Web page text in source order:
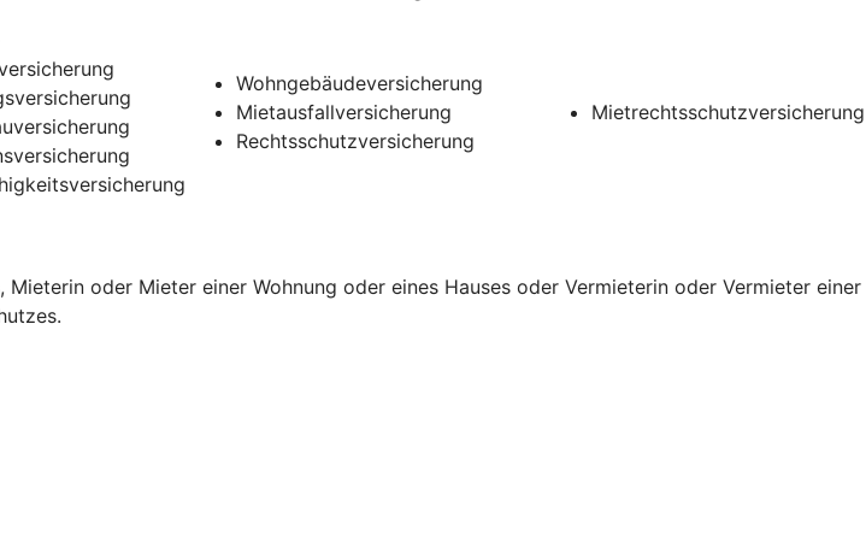
Wohngebäudeversicherung
Mietausfallversicherung
Rechtsschutzversicherung
Mietrechtsschutzversicherung
oder Mieter einer Wohnung oder eines Hauses oder Vermieterin oder Vermieter einer